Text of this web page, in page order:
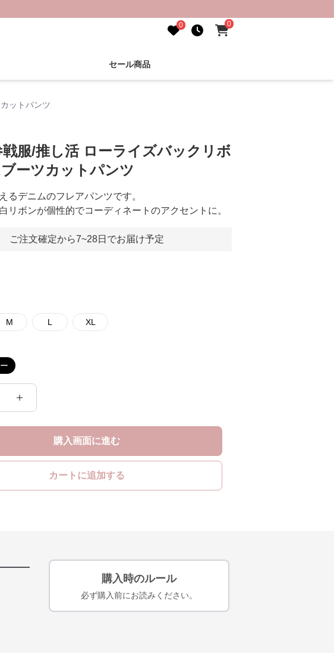
0 0
セール商品
ットパンツ
服/推し活 ローライズバックリボ
ーツカットパンツ
るデニムのフレアパンツです。
リボンが個性的でコーディネートのアクセントに。
ご注文確定から7~28日でお届け予定
M L XL
購入画面に進む
カートに追加する
購入時のルール
必ず購入前にお読みください。